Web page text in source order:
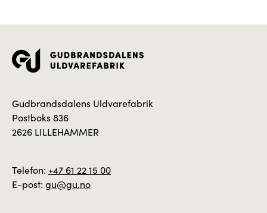
Gudbrandsdalens Uldvarefabrik
Postboks 836
2626 LILLEHAMMER
Telefon: +47 61 22 15 00
E-post: gu@gu.no